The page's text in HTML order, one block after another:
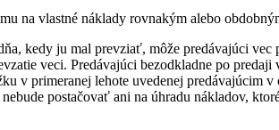
na vlastné náklady rovnakým alebo
kedy ju mal prevziať, môže predávajúci
veci. Predávajúci bezodkladne po
v primeranej lehote uvedenej predávajúcim
postačovať ani na úhradu nákladov,